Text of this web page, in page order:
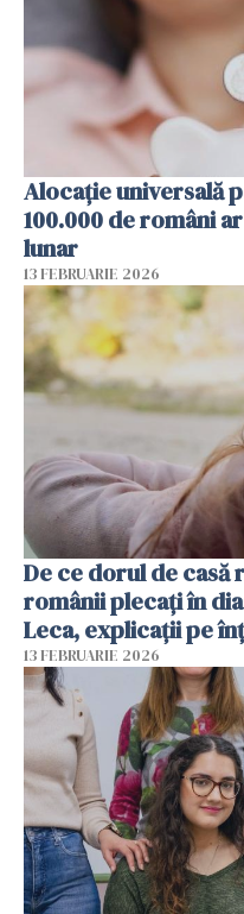
Alocație universală
100.000 de români
lunar
13 FEBRUARIE 2026
De ce dorul de casă
românii plecați în
Leca, explicații pe
13 FEBRUARIE 2026